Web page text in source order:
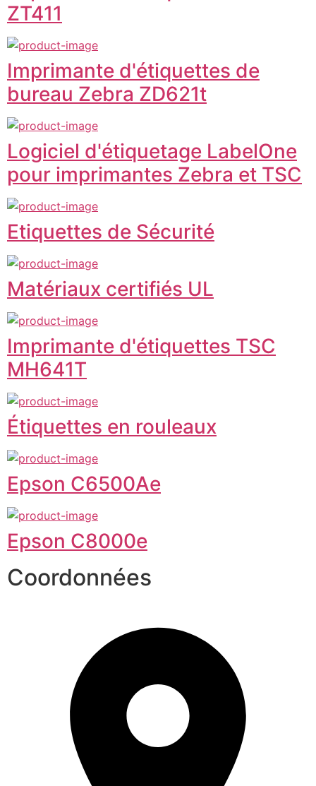
ZT411
Imprimante d'étiquettes de
bureau Zebra ZD621t
Logiciel d'étiquetage LabelOne
pour imprimantes Zebra et TSC
Etiquettes de Sécurité
Matériaux certifiés UL
Imprimante d'étiquettes TSC
MH641T
Étiquettes en rouleaux
Epson C6500Ae
Epson C8000e
Coordonnées